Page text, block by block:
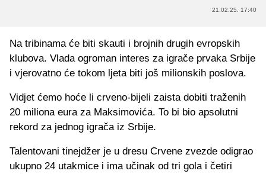
21.02.25. 17:40
Na tribinama će biti skauti i brojnih drugih evropskih
klubova. Vlada ogroman interes za igrače prvaka Srbije
i vjerovatno će tokom ljeta biti još milionskih poslova.
Vidjet ćemo hoće li crveno-bijeli zaista dobiti traženih
20 miliona eura za Maksimovića. To bi bio apsolutni
rekord za jednog igrača iz Srbije.
Talentovani tinejdžer je u dresu Crvene zvezde odigrao
ukupno 24 utakmice i ima učinak od tri gola i četiri